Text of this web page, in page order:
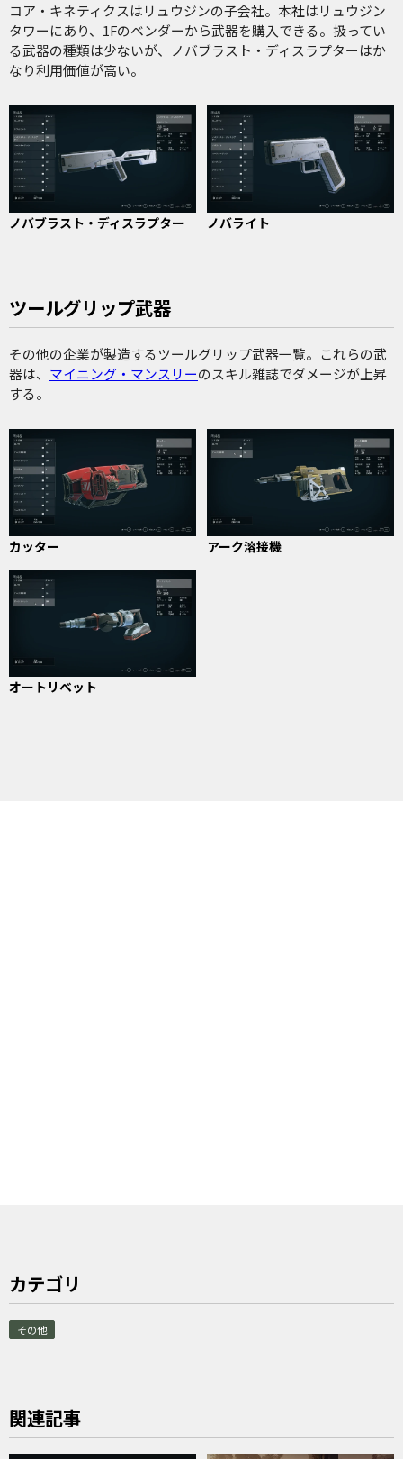
コア・キネティクスはリュウジンの子会社。本社はリュウジン
タワーにあり、1Fのベンダーから武器を購入できる。扱ってい
る武器の種類は少ないが、ノバブラスト・ディスラプターはか
なり利用価値が高い。
ノバブラスト・ディスラプター ノバライト
ツールグリップ武器
その他の企業が製造するツールグリップ武器一覧。これらの武
器は、 マイニング・マンスリーのスキル雑誌でダメージが上昇
する。
カッター アーク溶接機
オートリベット
カテゴリ
その他
関連記事